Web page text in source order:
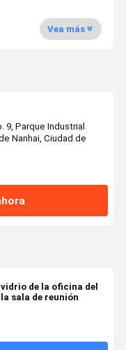
Vea más
9, Parque Industrial
Nanhai, Ciudad de
de la oficina del
sala de reunión